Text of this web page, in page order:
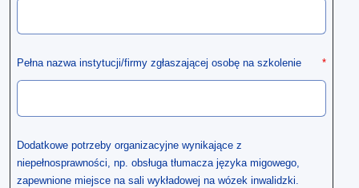
Pełna nazwa instytucji/firmy zgłaszającej osobę na szkolenie *
Dodatkowe potrzeby organizacyjne wynikające z
niepełnosprawności, np. obsługa tłumacza języka migowego,
zapewnione miejsce na sali wykładowej na wózek inwalidzki.